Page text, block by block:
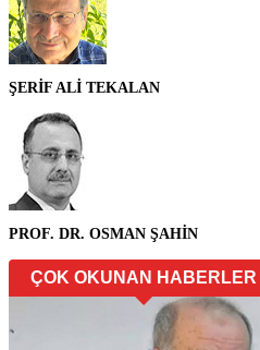
ŞERİF ALİ TEKALAN
PROF. DR. OSMAN ŞAHİN
ÇOK OKUNAN HABERLER